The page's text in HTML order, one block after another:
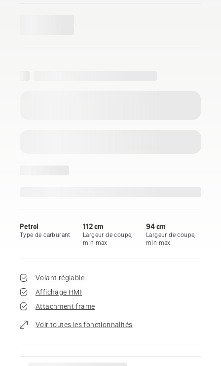
Petrol
Type de carburant
112 cm
Largeur de coupe,
min-max
94 cm
Largeur de coupe,
min-max
Volant réglable
Affichage HMI
Attachment frame
Voir toutes les fonctionnalités